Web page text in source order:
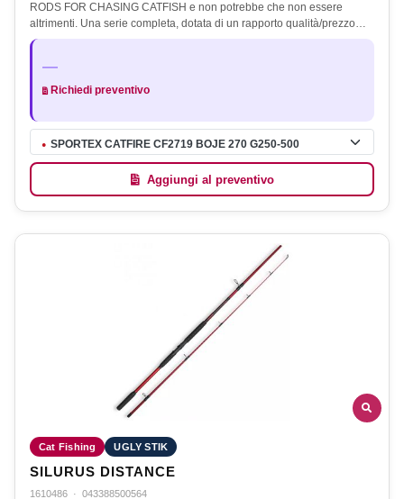
RODS FOR CHASING CATFISH e non potrebbe che non essere
altrimenti. Una serie completa, dotata di un rapporto qualità/prezzo…
—
Richiedi preventivo
● SPORTEX CATFIRE CF2719 BOJE 270 G250-500
Aggiungi al preventivo
Cat Fishing UGLY STIK
SILURUS DISTANCE
1610486 · 043388500564